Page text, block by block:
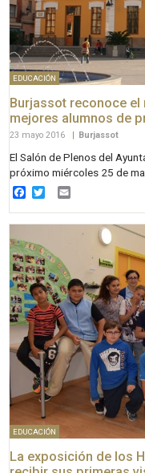
EDUCACIÓN
Burjassot reconoce
mejores alumnos de
23 mayo 2016 | Burjassot
El Salón de Plenos del
próximo miércoles 25 de
Facebook
Twitter
EDUCACIÓN
La exposición de los